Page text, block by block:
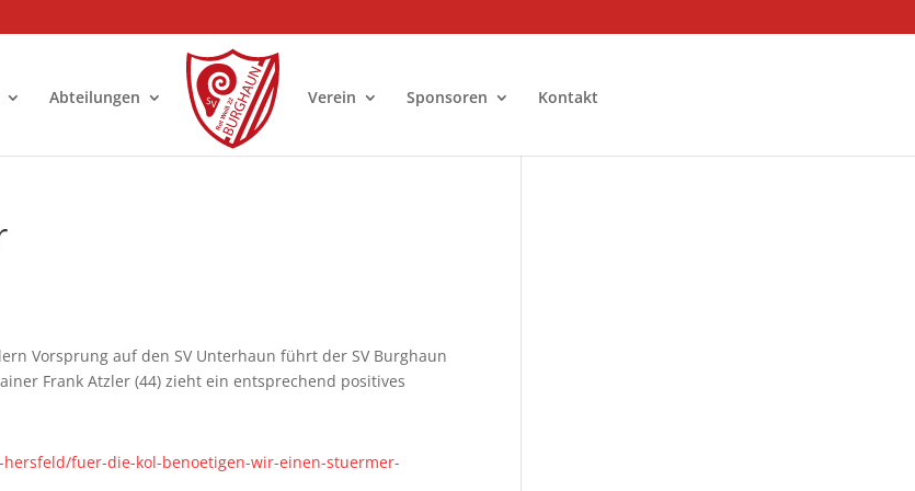
Abteilungen Verein Sponsoren Kontakt
Vorsprung auf den SV Unterhaun führt der SV Burghaun
Frank Atzler (44) zieht ein entsprechend positives
fuer-die-kol-benoetigen-wir-einen-stuermer-